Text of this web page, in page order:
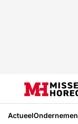
ActueelOndernemen